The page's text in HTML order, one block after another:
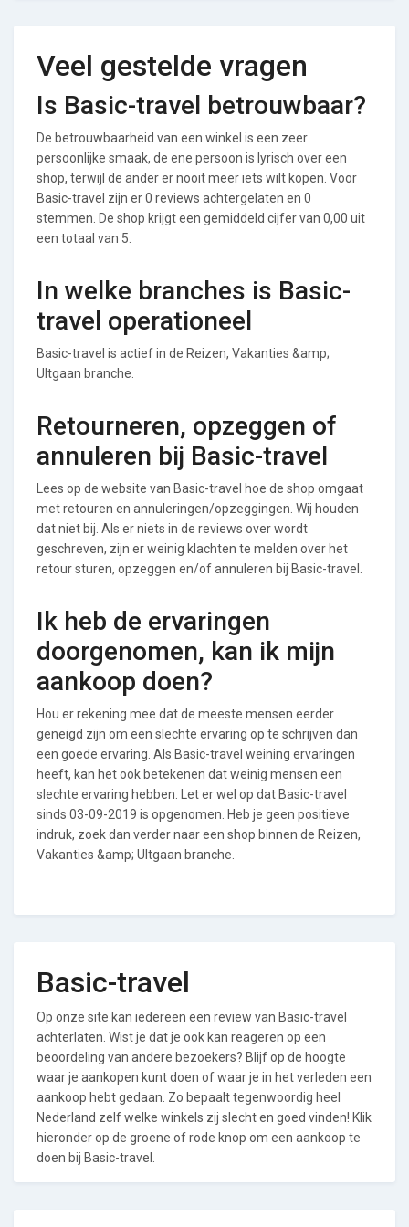
Veel gestelde vragen
Is Basic-travel betrouwbaar?
De betrouwbaarheid van een winkel is een zeer
persoonlijke smaak, de ene persoon is lyrisch over een
shop, terwijl de ander er nooit meer iets wilt kopen. Voor
Basic-travel zijn er 0 reviews achtergelaten en 0
stemmen. De shop krijgt een gemiddeld cijfer van 0,00 uit
een totaal van 5.
In welke branches is Basic-
travel operationeel
Basic-travel is actief in de Reizen, Vakanties &amp;
UItgaan branche.
Retourneren, opzeggen of
annuleren bij Basic-travel
Lees op de website van Basic-travel hoe de shop omgaat
met retouren en annuleringen/opzeggingen. Wij houden
dat niet bij. Als er niets in de reviews over wordt
geschreven, zijn er weinig klachten te melden over het
retour sturen, opzeggen en/of annuleren bij Basic-travel.
Ik heb de ervaringen
doorgenomen, kan ik mijn
aankoop doen?
Hou er rekening mee dat de meeste mensen eerder
geneigd zijn om een slechte ervaring op te schrijven dan
een goede ervaring. Als Basic-travel weining ervaringen
heeft, kan het ook betekenen dat weinig mensen een
slechte ervaring hebben. Let er wel op dat Basic-travel
sinds 03-09-2019 is opgenomen. Heb je geen positieve
indruk, zoek dan verder naar een shop binnen de Reizen,
Vakanties &amp; UItgaan branche.
Basic-travel
Op onze site kan iedereen een review van Basic-travel
achterlaten. Wist je dat je ook kan reageren op een
beoordeling van andere bezoekers? Blijf op de hoogte
waar je aankopen kunt doen of waar je in het verleden een
aankoop hebt gedaan. Zo bepaalt tegenwoordig heel
Nederland zelf welke winkels zij slecht en goed vinden! Klik
hieronder op de groene of rode knop om een aankoop te
doen bij Basic-travel.